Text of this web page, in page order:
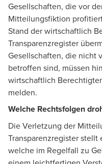
Gesellschaften, die vor
Mitteilungsfiktion
Stand der wirtschaftlich
Transparenzregister
Gesellschaften, die nicht
betroffen sind, müssen
wirtschaftlich
melden.
Welche Rechtsfolgen
Die Verletzung der
Transparenzregister
welche im Regelfall zu